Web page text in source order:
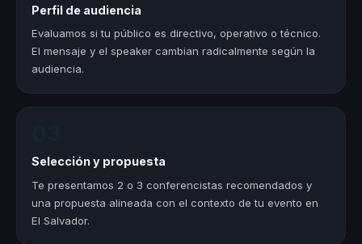
Perfil de audiencia
Evaluamos si tu público es directivo, operativo o técnico.
El mensaje y el speaker cambian radicalmente según la
audiencia.
Selección y propuesta
Te presentamos 2 o 3 conferencistas recomendados y
una propuesta alineada con el contexto de tu evento en
El Salvador.